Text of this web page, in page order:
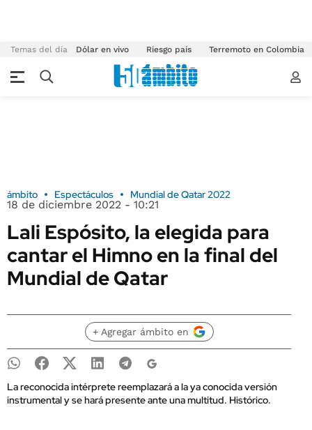
Temas del día Dólar en vivo Riesgo país Terremoto en Colombia
ámbito Espectáculos Mundial de Qatar 2022
18 de diciembre 2022 - 10:21
Lali Espósito, la elegida para
cantar el Himno en la final del
Mundial de Qatar
+ Agregar ámbito en
La reconocida intérprete reemplazará a la ya conocida versión
instrumental y se hará presente ante una multitud. Histórico.